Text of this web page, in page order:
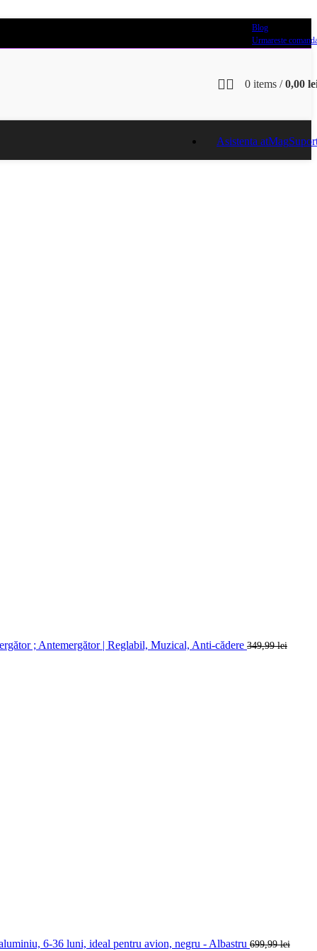
Blog
Urmareste
0 items / 0,00
Asistenta atMag
; Antemergător | Reglabil, Muzical, Anti-cădere 349,99lei
6-36 luni, ideal pentru avion, negru - Albastru 699,99lei